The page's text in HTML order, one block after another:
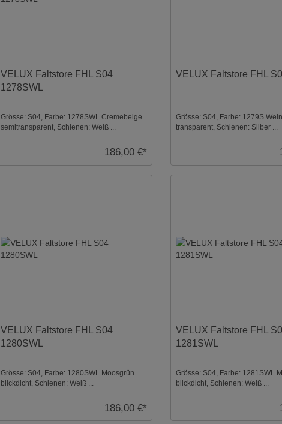
VELUX Faltstore FHL S04
1278SWL
Grösse: S04, Farbe: 1278SWL Cremebeige
semitransparent, Schienen: Weiß ...
186,00 €*
VELUX Faltstore FHL
Grösse: S04, Farbe: 1279S
transparent, Schienen: Silber ...
VELUX Faltstore FHL S04
1280SWL
Grösse: S04, Farbe: 1280SWL Moosgrün
blickdicht, Schienen: Weiß ...
186,00 €*
VELUX Faltstore FHL
1281SWL
Grösse: S04, Farbe: 1281SWL
blickdicht, Schienen: Weiß ...